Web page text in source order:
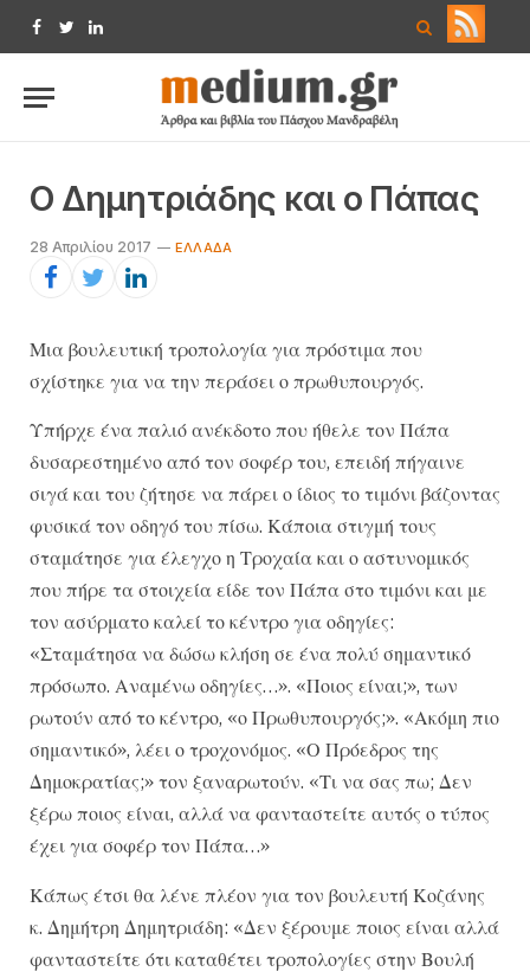
Facebook
TwitterLinkedIn
Ο Δημητριάδης και ο Πάπας
28 Απριλίου 2017 ΕΛΛΆΔΑ
Μια βουλευτική τροπολογία για πρόστιμα που
σχίστηκε για να την περάσει ο πρωθυπουργός.
Υπήρχε ένα παλιό ανέκδοτο που ήθελε τον Πάπα
δυσαρεστημένο από τον σοφέρ του, επειδή πήγαινε
σιγά και του ζήτησε να πάρει ο ίδιος το τιμόνι βάζοντας
φυσικά τον οδηγό του πίσω. Κάποια στιγμή τους
σταμάτησε για έλεγχο η Τροχαία και ο αστυνομικός
που πήρε τα στοιχεία είδε τον Πάπα στο τιμόνι και με
τον ασύρματο καλεί το κέντρο για οδηγίες:
«Σταμάτησα να δώσω κλήση σε ένα πολύ σημαντικό
πρόσωπο. Αναμένω οδηγίες…». «Ποιος είναι;», των
ρωτούν από το κέντρο, «ο Πρωθυπουργός;». «Ακόμη πιο
σημαντικό», λέει ο τροχονόμος. «Ο Πρόεδρος της
Δημοκρατίας;» τον ξαναρωτούν. «Τι να σας πω; Δεν
ξέρω ποιος είναι, αλλά να φανταστείτε αυτός ο τύπος
έχει για σοφέρ τον Πάπα…»
Κάπως έτσι θα λένε πλέον για τον βουλευτή Κοζάνης
κ. Δημήτρη Δημητριάδη: «Δεν ξέρουμε ποιος είναι αλλά
φανταστείτε ότι καταθέτει τροπολογίες στην Βουλή